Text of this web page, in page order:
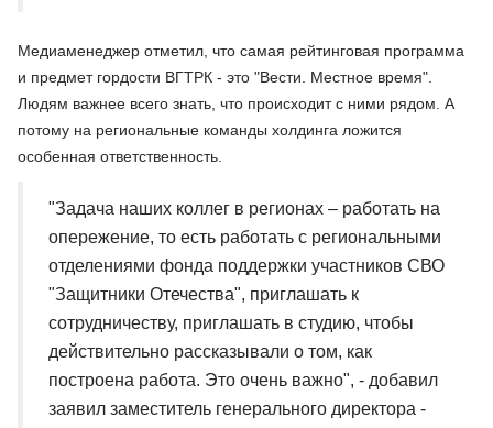
Медиаменеджер отметил, что самая рейтинговая программа
и предмет гордости ВГТРК - это "Вести. Местное время".
Людям важнее всего знать, что происходит с ними рядом. А
потому на региональные команды холдинга ложится
особенная ответственность.
"Задача наших коллег в регионах – работать на
опережение, то есть работать с региональными
отделениями фонда поддержки участников СВО
"Защитники Отечества", приглашать к
сотрудничеству, приглашать в студию, чтобы
действительно рассказывали о том, как
построена работа. Это очень важно", - добавил
заявил заместитель генерального директора -